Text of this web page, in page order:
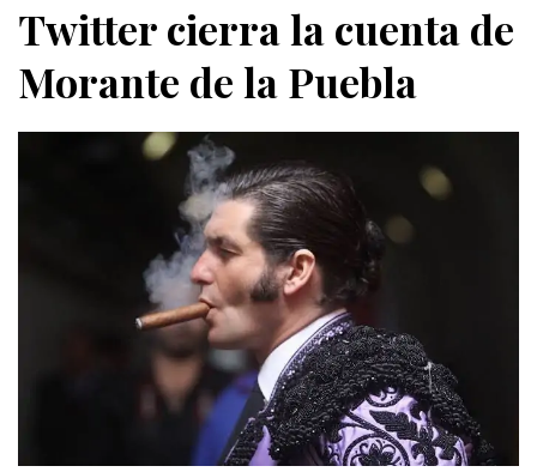
Twitter cierra la cuenta de
Morante de la Puebla